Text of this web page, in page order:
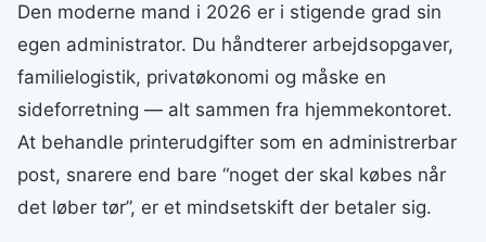
Den moderne mand i 2026 er i stigende grad sin
egen administrator. Du håndterer arbejdsopgaver,
familielogistik, privatøkonomi og måske en
sideforretning — alt sammen fra hjemmekontoret.
At behandle printerudgifter som en administrerbar
post, snarere end bare “noget der skal købes når
det løber tør”, er et mindsetskift der betaler sig.